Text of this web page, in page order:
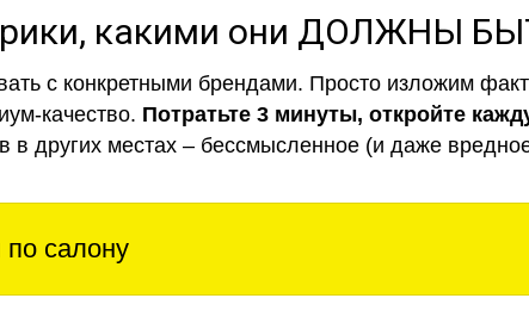
какими они ДОЛЖНЫ
с конкретными брендами. Просто изложим
качество. Потратьте 3 минуты, откройте
в других местах – бессмысленное (и даже
по салону